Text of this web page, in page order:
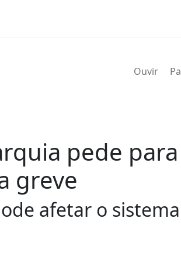
Ouvir
pede
greve
afetar o